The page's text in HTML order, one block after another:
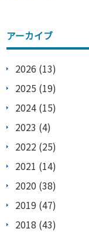
アーカイブ
2026 (13)
2025 (19)
2024 (15)
2023 (4)
2022 (25)
2021 (14)
2020 (38)
2019 (47)
2018 (43)